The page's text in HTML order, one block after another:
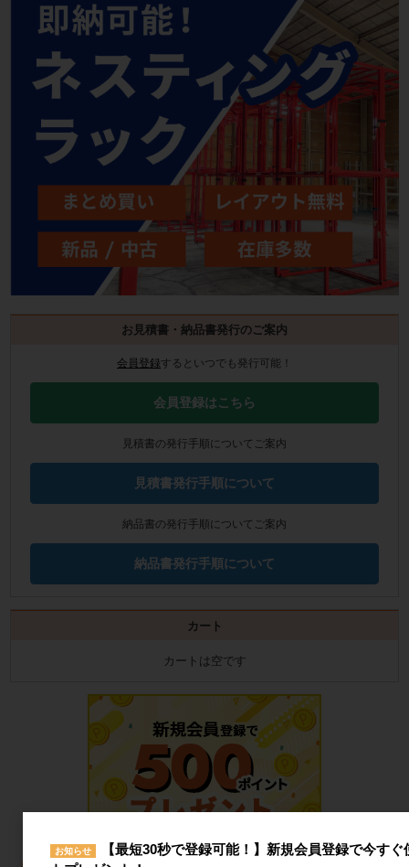
お見積書・納品書発行のご案内
会員登録するといつでも発行可能！
会員登録はこちら
見積書の発行手順についてご案内
見積書発行手順について
納品書の発行手順についてご案内
納品書発行手順について
カート
カートは空です
お知らせ
【最短30秒で登録可能！】新規会員登録で今す